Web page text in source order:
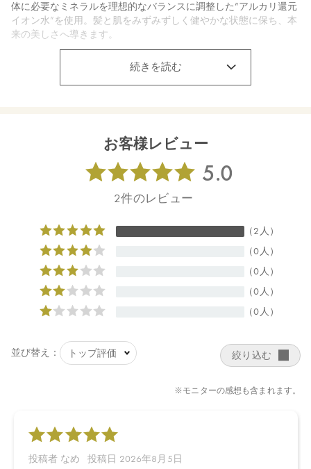
体に必要なミネラルを理想的なバランスに調整した”アルカリ還元
イオン水”を使用。髪と肌をみずみずしく健やかな状態に保ち、本
来の美しさへ導きます。
*水（基材）
・”０”に整えるこだわりの成分
✓スピルリナプラテンシスエキス（保湿）
✓アスタキサンチン（保湿）
還元作用の高い”クロロフィル”、”スピルリナ””アスタキサンチ
※下記成分は配合しておりません。
・ 合成着色料フリー
・ シリコンフリー
・ 合成香料フリー
・ パラベンフリー
・ 高級アルコール系界面活性剤フリー
・ フェノキシエタノールフリー
・ 鉱物油フリー
て洗います。その後、よく洗い流してください。
【内容量】
続きを読む
お客様レビュー